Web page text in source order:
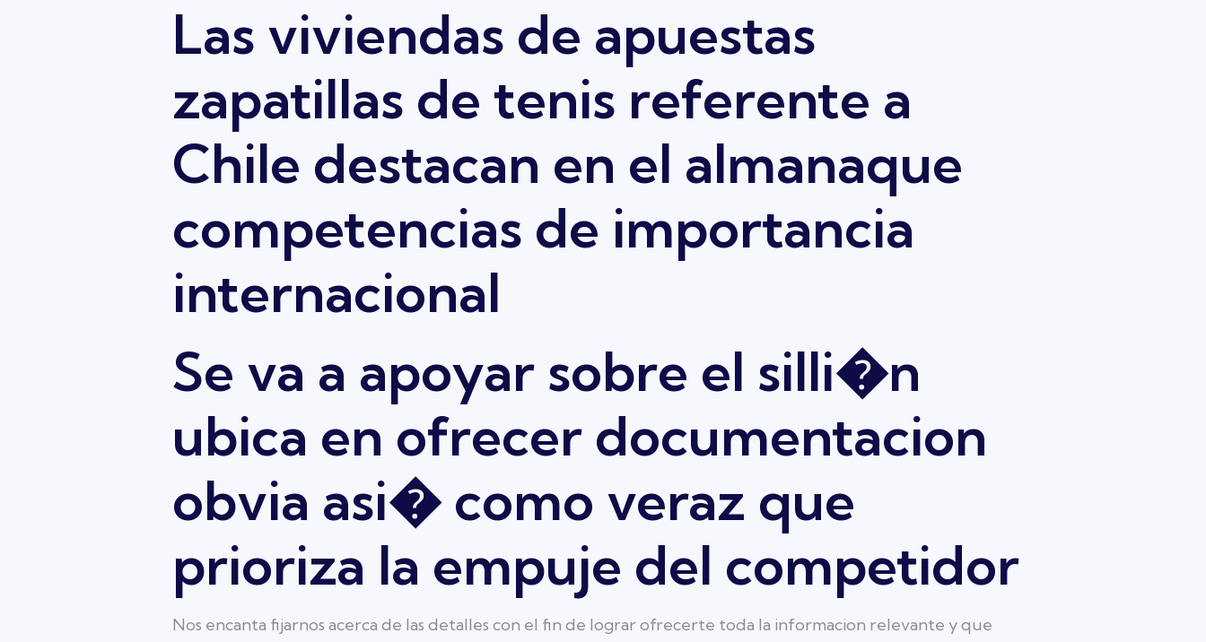
Las viviendas de apuestas
zapatillas de tenis referente a
Chile destacan en el almanaque
competencias de importancia
internacional
Se va a apoyar sobre el silli�n
ubica en ofrecer documentacion
obvia asi� como veraz que
prioriza la empuje del competidor
Nos encanta fijarnos acerca de las detalles con el fin de lograr ofrecerte toda la informacion relevante y que